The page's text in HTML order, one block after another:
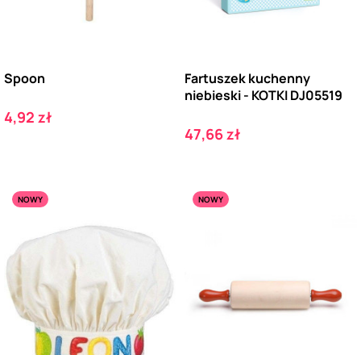
Spoon
Cena
4,92 zł
Fartuszek kuchenny
niebieski - KOTKI DJ05519
Cena
47,66 zł
NOWY NOWY